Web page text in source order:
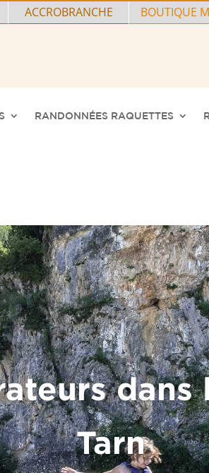
ACCROBRANCHE BOUTIQUE
RANDONNÉES RAQUETTES
dans
Tarn